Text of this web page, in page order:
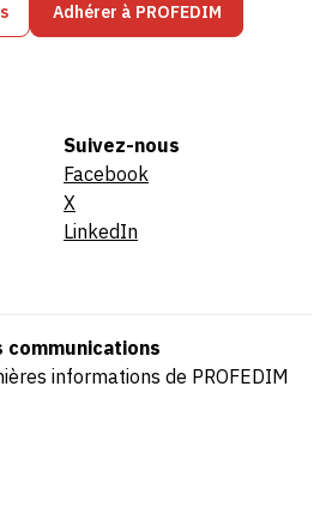
Adhérer à PROFEDIM
Suivez-nous
Facebook
X
LinkedIn
communications
informations de PROFEDIM